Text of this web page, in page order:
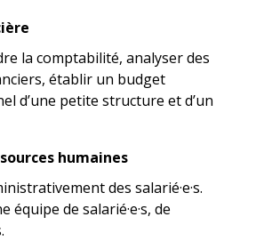
la comptabilité, analyser des
établir un budget
d’une petite structure et d’un
humaines
des salarié·e·s.
équipe de salarié·e·s, de